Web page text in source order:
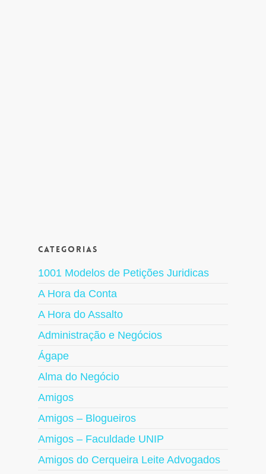
Categorias
1001 Modelos de Petições Juridicas
A Hora da Conta
A Hora do Assalto
Administração e Negócios
Ágape
Alma do Negócio
Amigos
Amigos – Blogueiros
Amigos – Faculdade UNIP
Amigos do Cerqueira Leite Advogados